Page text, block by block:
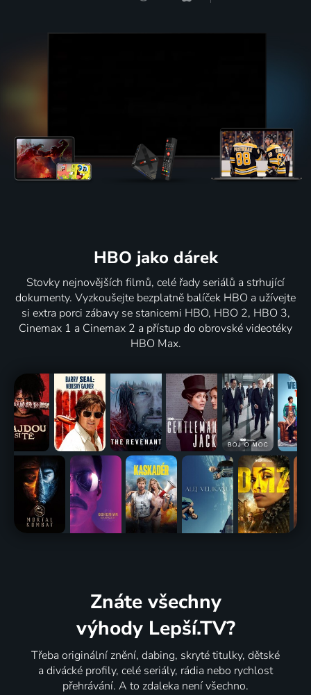
HBO jako dárek
Stovky nejnovějších filmů, celé řady seriálů a strhující
dokumenty. Vyzkoušejte bezplatně balíček HBO a užívejte
si extra porci zábavy se stanicemi HBO, HBO 2, HBO 3,
Cinemax 1 a Cinemax 2 a přístup do obrovské videotéky
HBO Max.
Znáte všechny
výhody Lepší.TV?
Třeba originální znění, dabing, skryté titulky, dětské
a divácké profily, celé seriály, rádia nebo rychlost
přehrávání. A to zdaleka není všechno.